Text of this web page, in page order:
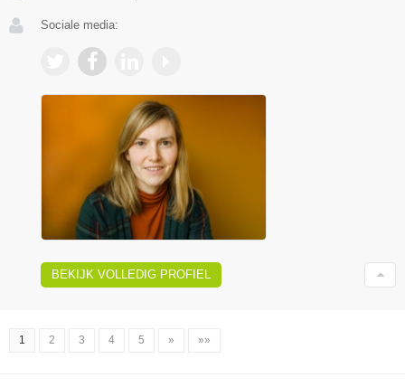
Sociale media:
BEKIJK VOLLEDIG PROFIEL
1 2 3 4 5 » »»